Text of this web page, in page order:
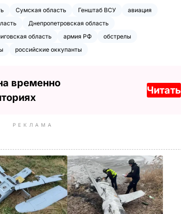
Сумская область Генштаб ВСУ
авиация
Днепропетровская область
область армия РФ
обстрелы
российские оккупанты
временно
Читать
РЕКЛАМА